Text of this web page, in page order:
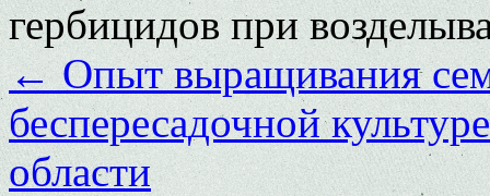
гербицидов при
←Опыт выращивания
беспересадочной
области